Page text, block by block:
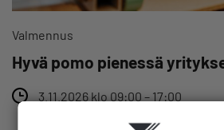
Valmennus
Hyvä pomo pienessä
3.11.2026 klo 09:00 – 17:00